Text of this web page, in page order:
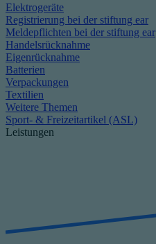
Elektrogeräte
Registrierung bei der stiftung ear
Meldepflichten bei der stiftung ear
Handelsrücknahme
Eigenrücknahme
Batterien
Verpackungen
Textilien
Weitere Themen
Sport- & Freizeitartikel (ASL)
Leistungen